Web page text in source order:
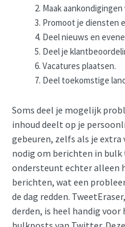
Maak
Promoot je diensten
Deel nieuws en
Deel je
Vacatures plaatsen.
Deel toekomstige
Soms deel je mogelijk
inhoud deelt op je
gebeuren, zelfs als je
nodig om berichten in
ondersteunt echter alleen
berichten, wat een
de dag redden.
derden, is heel handig